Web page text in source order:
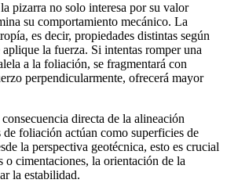
pizarra no solo interesa por su valor
su comportamiento mecánico. La
es decir, propiedades distintas según
la fuerza. Si intentas romper una
a la foliación, se fragmentará con
perpendicularmente, ofrecerá mayor
directa de la alineación
foliación actúan como superficies de
la perspectiva geotécnica, esto es crucial
o cimentaciones, la orientación de la
la estabilidad.